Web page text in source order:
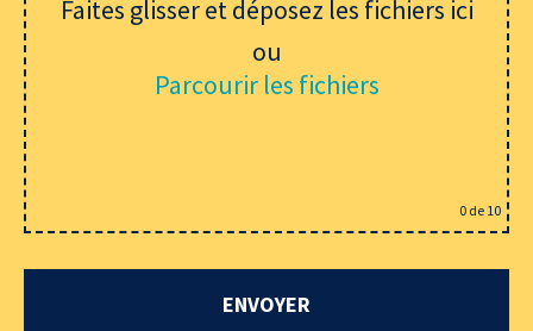
Faites glisser et déposez les fichiers ici
ou
Parcourir les fichiers
0 de 10